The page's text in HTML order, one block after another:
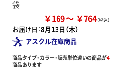
袋
￥169 ￥764
お届け日：8月13日（木）
アスクル在庫商品
商品タイプ・カラー・販売単位違いの商品が4
商品あります